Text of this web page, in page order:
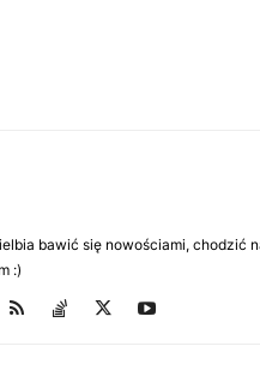
bawić się nowościami,
:)